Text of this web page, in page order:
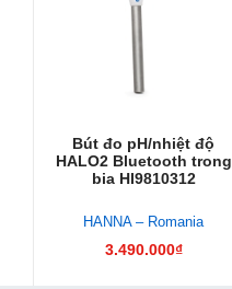
Bút đo pH/nhiệt độ
HALO2 Bluetooth trong
bia HI9810312
HANNA – Romania
3.490.000₫